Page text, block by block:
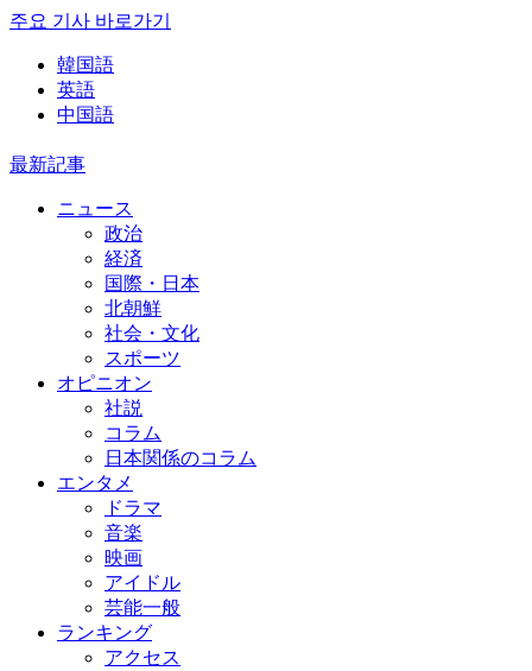
주요 기사 바로가기
韓国語
英語
中国語
最新記事
ニュース
政治
経済
国際・日本
北朝鮮
社会・文化
スポーツ
オピニオン
社説
コラム
日本関係のコラム
エンタメ
ドラマ
音楽
映画
アイドル
芸能一般
ランキング
アクセス